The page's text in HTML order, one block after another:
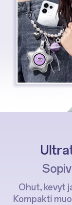
Ohut, kevyt
Kompakti